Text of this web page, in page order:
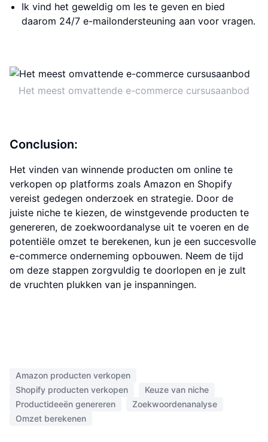
Ik vind het geweldig om les te geven en bied
daarom 24/7 e-mailondersteuning aan voor vragen.
Het meest omvattende e-commerce cursusaanbod
Conclusion:
Het vinden van winnende producten om online te
verkopen op platforms zoals Amazon en Shopify
vereist gedegen onderzoek en strategie. Door de
juiste niche te kiezen, de winstgevende producten te
genereren, de zoekwoordanalyse uit te voeren en de
potentiële omzet te berekenen, kun je een succesvolle
e-commerce onderneming opbouwen. Neem de tijd
om deze stappen zorgvuldig te doorlopen en je zult
de vruchten plukken van je inspanningen.
Amazon producten verkopen
Shopify producten verkopen
Keuze van niche
Productideeën genereren
Zoekwoordenanalyse
Omzet berekenen